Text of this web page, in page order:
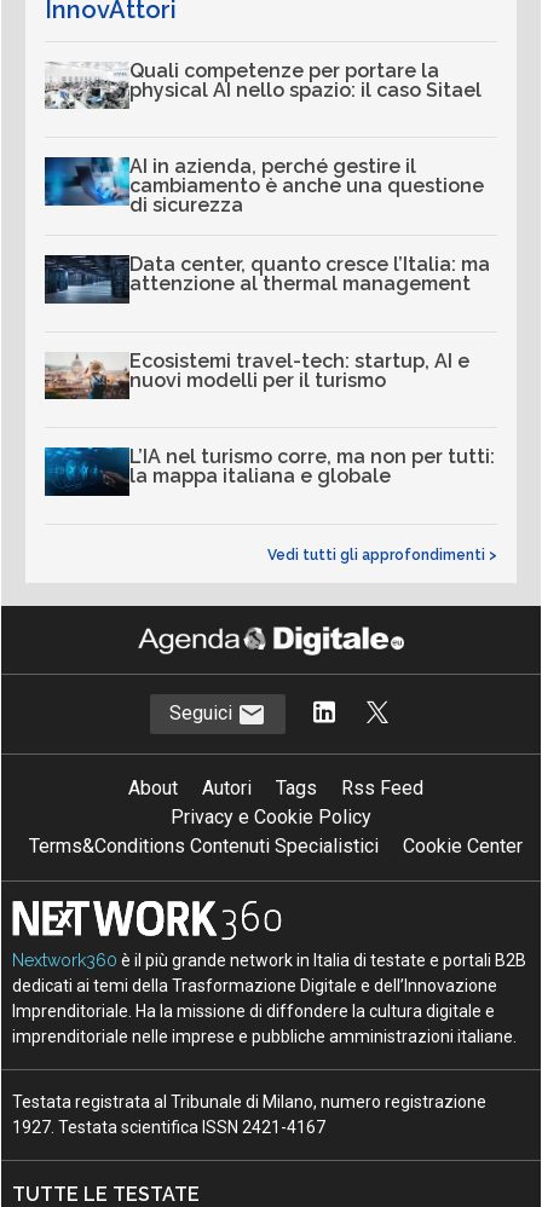
InnovAttori
Quali competenze per portare la
physical AI nello spazio: il caso Sitael
AI in azienda, perché gestire il
cambiamento è anche una questione
di sicurezza
Data center, quanto cresce l’Italia: ma
attenzione al thermal management
Ecosistemi travel-tech: startup, AI e
nuovi modelli per il turismo
L’IA nel turismo corre, ma non per tutti:
la mappa italiana e globale
Vedi tutti gli approfondimenti >
Seguici
About Autori Tags
Rss Feed
Privacy e Cookie Policy
Terms&Conditions Contenuti Specialistici
Cookie Center
Nextwork360 è il più grande network in Italia di testate e portali B2B
dedicati ai temi della Trasformazione Digitale e dell’Innovazione
Imprenditoriale. Ha la missione di diffondere la cultura digitale e
imprenditoriale nelle imprese e pubbliche amministrazioni italiane.
Testata registrata al Tribunale di Milano, numero registrazione
1927. Testata scientifica ISSN 2421-4167
TUTTE LE TESTATE